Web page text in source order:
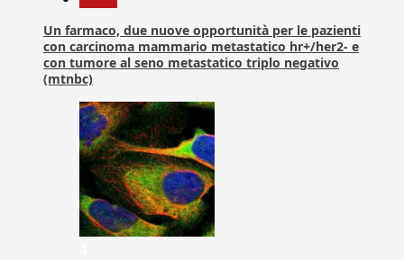
Un farmaco, due nuove opportunità per le pazienti
con carcinoma mammario metastatico hr+/her2- e
con tumore al seno metastatico triplo negativo
(mtnbc)